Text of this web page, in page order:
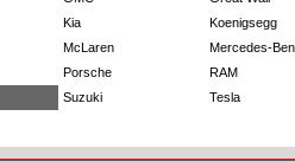
Kia Koenigsegg
McLaren Mercedes-
Porsche RAM
Suzuki Tesla